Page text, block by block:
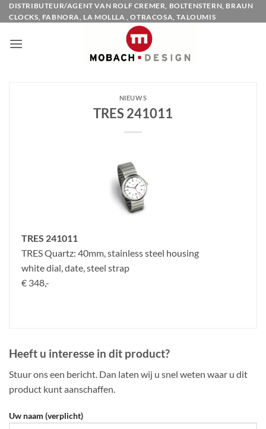
Ga
naar
DISTRIBUTEUR/AGENT VAN ROLF CREMER, BOLTENSTERN, BRAUN
CLOCKS, FABNORA, LA MOLLLA , OTRACOSA, TALOUMIS
NIEUWS
TRES 241011
TRES 241011
TRES Quartz: 40mm, stainless steel housing
white dial, date, steel strap
€ 348,-
Heeft u interesse in dit product?
Stuur ons een bericht. Dan laten wij u snel weten waar u dit
product kunt aanschaffen.
Uw naam (verplicht)